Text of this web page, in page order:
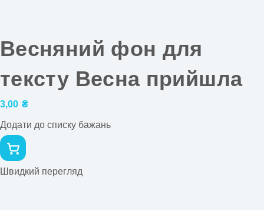
Весняний фон для
тексту Весна прийшла
3,00 ₴
Додати до списку бажань
Швидкий перегляд